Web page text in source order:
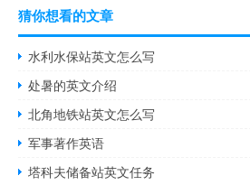
猜你想看的文章
水利水保站英文怎么写
处暑的英文介绍
北角地铁站英文怎么写
军事著作英语
塔科夫储备站英文任务